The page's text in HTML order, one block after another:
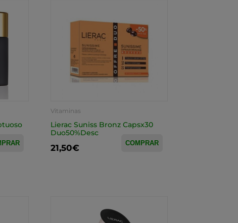
Vitaminas
Lierac Suniss Bronz Capsx30
Duo50%Desc
21,50€ COMPRAR